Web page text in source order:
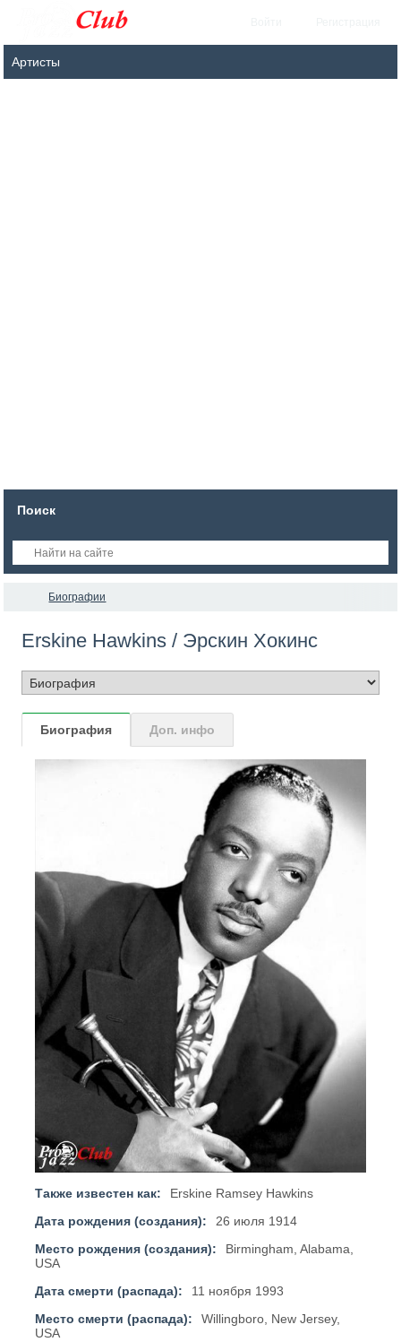
Поиск
Биографии
Erskine Hawkins / Эрскин Хокинс
Биография Доп. инфо
Также известен как:
Erskine Ramsey Hawkins
Дата рождения (создания):
26 июля 1914
Место рождения (создания):
Birmingham, Alabama,
USA
Дата смерти (распада):
11 ноября 1993
Место смерти (распада):
Willingboro, New Jersey,
USA